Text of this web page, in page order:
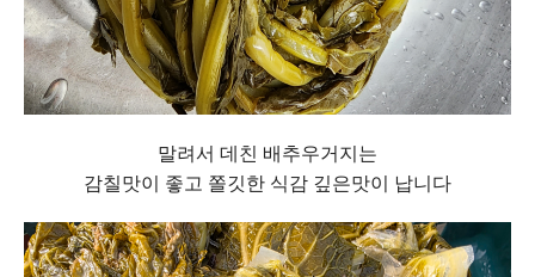
말려서 데친 배추우거지는
감칠맛이 좋고 쫄깃한 식감 깊은맛이 납니다